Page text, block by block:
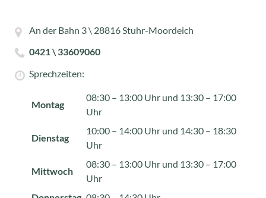
An der Bahn 3 \ 28816 Stuhr-Moordeich
0421 \ 33609060
Sprechzeiten:
Montag
08:30 – 13:00 Uhr und 13:30 – 17:00
Uhr
Dienstag
10:00 – 14:00 Uhr und 14:30 – 18:30
Uhr
Mittwoch
08:30 – 13:00 Uhr und 13:30 – 17:00
Uhr